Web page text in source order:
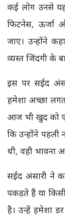
कई लोग उनसे
फिटनेस, ऊर्जा
जाए। उन्होंने
व्यस्त जिंदगी के
इस पर सईद
हमेशा अच्छा
आज भी खुद को
कि उन्होंने
थी, वही भावना
सईद अंसारी ने
पकड़ते हैं या
है। उन्हें हमेशा